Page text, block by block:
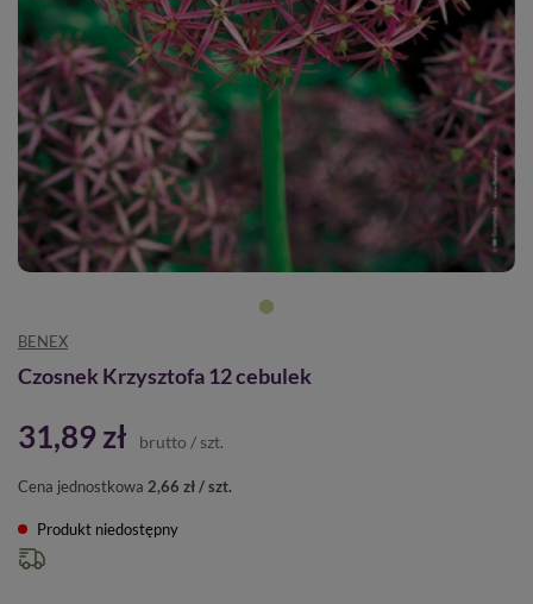
BENEX
Czosnek Krzysztofa 12 cebulek
31,89 zł brutto / szt.
Cena jednostkowa 2,66 zł / szt.
Produkt niedostępny